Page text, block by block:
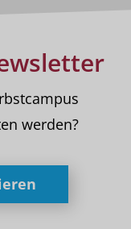
werden?